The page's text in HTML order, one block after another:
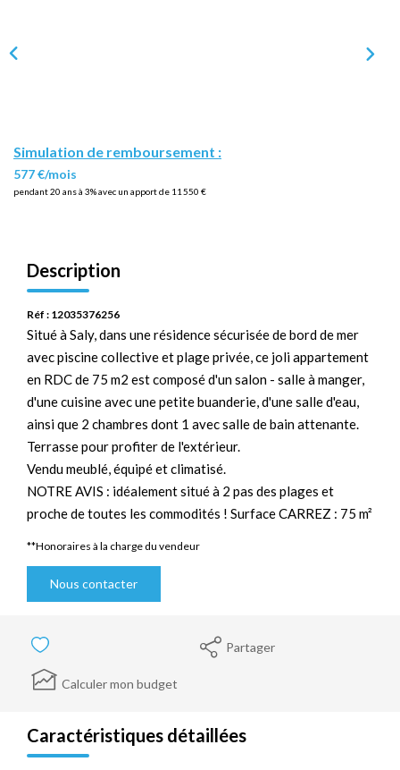
Simulation de remboursement :
577 €/mois
pendant 20 ans à 3% avec un apport de 11 550 €
Description
Réf : 12035376256
Situé à Saly, dans une résidence sécurisée de bord de mer
avec piscine collective et plage privée, ce joli appartement
en RDC de 75 m2 est composé d'un salon - salle à manger,
d'une cuisine avec une petite buanderie, d'une salle d'eau,
ainsi que 2 chambres dont 1 avec salle de bain attenante.
Terrasse pour profiter de l'extérieur.
Vendu meublé, équipé et climatisé.
NOTRE AVIS : idéalement situé à 2 pas des plages et
proche de toutes les commodités ! Surface CARREZ : 75 m²
**Honoraires à la charge du vendeur
Nous contacter
Partager
Calculer mon budget
Caractéristiques détaillées